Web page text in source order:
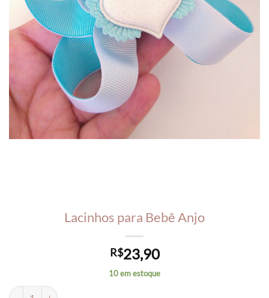
Lacinhos para Bebê Anjo
R$23,90
10 em estoque
Lacinhos para Bebê Anjo quantidade